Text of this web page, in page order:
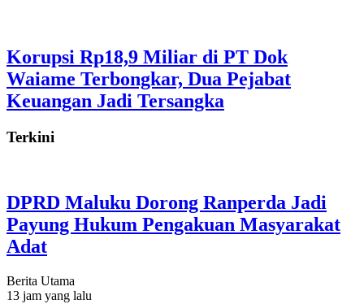
Korupsi Rp18,9 Miliar di PT Dok
Waiame Terbongkar, Dua Pejabat
Keuangan Jadi Tersangka
Terkini
DPRD Maluku Dorong Ranperda Jadi
Payung Hukum Pengakuan Masyarakat
Adat
Berita Utama
13 jam yang lalu